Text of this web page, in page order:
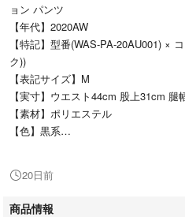
ョン パンツ
【年代】2020AW
【特記】型番(WAS-PA-20AU001) ×
ク))
【表記サイズ】M
【実寸】ウエスト44cm 股上31cm
【素材】ポリエステル
【色】黒系
【管理番号】1141764243667
【備考】裾に薄汚れがございます。
20日前
商品情報